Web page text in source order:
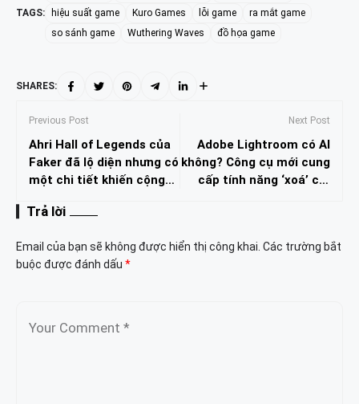
TAGS:
hiệu suất game
Kuro Games lỗi game
ra mắt game
so sánh game
Wuthering Waves đồ họa game
SHARES:
Previous Post
Ahri Hall of Legends của
Faker đã lộ diện nhưng có
một chi tiết khiến cộng
Next Post
Adobe Lightroom có AI
không? Công cụ mới cung
cấp tính năng ‘xoá’ chỉ
Trả lời
Email của bạn sẽ không được hiển thị công khai. Các trường bắt
buộc được đánh dấu *